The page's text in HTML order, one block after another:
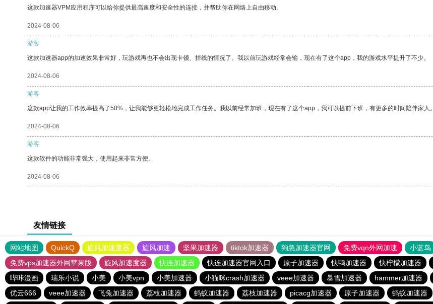
这款加速器VPM应用程序可以给你提供最高速度和安全性的连接，并帮助你在网络上自由移动。
2024-08-06
游客
这款加速器app的加速效果非常好，玩游戏再也不会出现卡顿、掉线的情况了。我以前玩游戏经常会输，现在有了这个app，我的游戏水平提升了不少。
2024-08-06
游客
这款app让我的工作效率提高了50%，让我能够更轻松地完成工作任务。我以前经常加班，现在有了这个app，我可以提前下班，有更多的时间陪伴家人。
2024-08-06
游客
这款软件的功能非常强大，使用起来非常方便。
2024-08-06
友情链接
网站地图 QuickQ 旋风加速度器 旋风加速 坚果加速器 tiktok加速器 狗急加速器官网 免费vqn外网加速 小蓝鸟
免费vps加速器外网苹果版
旋风加速度器 快连加速器 快连加速器官网入口 原子加速器 快鸭加速器 快柠檬加速器
哔咔漫画
瑞乐小说 小美 小美vpn 小美加速器 小猫咪crash加速器 veee加速器 暴雪加速器 hammer加速器
优云666
veee加速器 飞兔加速器 荔枝加速器 蚂蚁加速器 荔枝加速器 picacg加速器 原子加速器 蚂蚁加速器